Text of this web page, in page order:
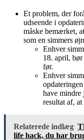
Et problem, der
udseende i
måske bemærket,
som en simmers
Enhver
18. april,
før.
Enhver
have mindre
resultat af,
Relaterede indlæg
life hack, du har